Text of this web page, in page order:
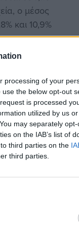
processing of your
the below opt-out
is processed
utilized by us
may separately
on the IAB’s list of
third parties on the
third parties.
ο μέσος
και 10,9%
σε ετήσια
στις λοιπές
τιμών είναι
οι τιμές
Μητράκος,
έλευση